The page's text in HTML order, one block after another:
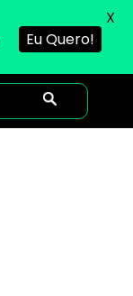
Eu Quero!
X